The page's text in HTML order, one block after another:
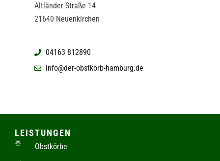
Altländer Straße 14
21640 Neuenkirchen
04163 812890
info@der-obstkorb-hamburg.de
LEISTUNGEN
Obstkörbe